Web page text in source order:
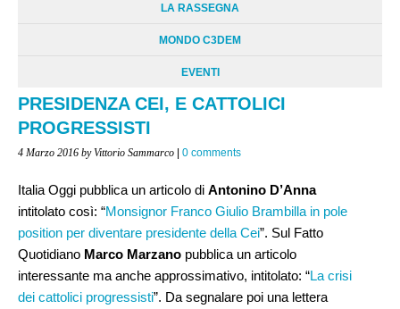
LA RASSEGNA
MONDO C3DEM
EVENTI
PRESIDENZA CEI, E CATTOLICI
PROGRESSISTI
4 Marzo 2016 by Vittorio Sammarco | 0 comments
Italia Oggi pubblica un articolo di Antonino D’Anna
intitolato così: “Monsignor Franco Giulio Brambilla in pole
position per diventare presidente della Cei”. Sul Fatto
Quotidiano Marco Marzano pubblica un articolo
interessante ma anche approssimativo, intitolato: “La crisi
dei cattolici progressisti”. Da segnalare poi una lettera